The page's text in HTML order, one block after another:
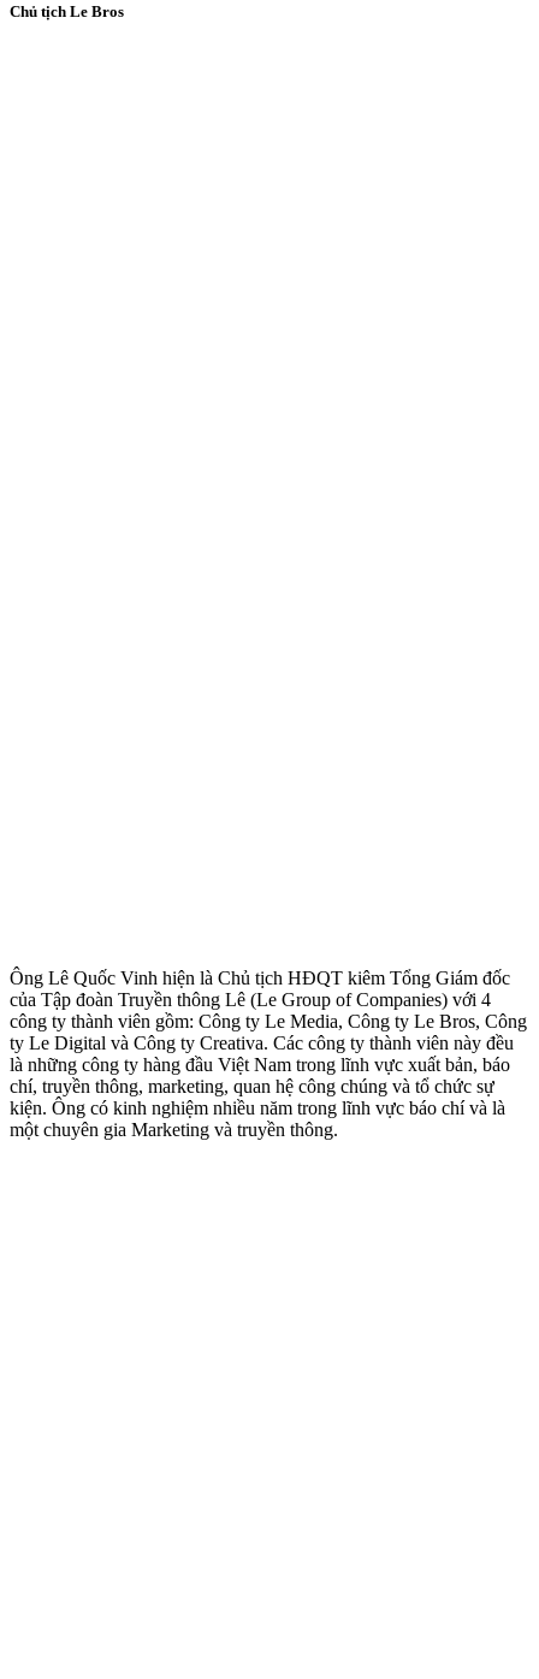
Chủ tịch Le Bros
Ông Lê Quốc Vinh hiện là Chủ tịch HĐQT kiêm Tổng Giám đốc
của Tập đoàn Truyền thông Lê (Le Group of Companies) với 4
công ty thành viên gồm: Công ty Le Media, Công ty Le Bros, Công
ty Le Digital và Công ty Creativa. Các công ty thành viên này đều
là những công ty hàng đầu Việt Nam trong lĩnh vực xuất bản, báo
chí, truyền thông, marketing, quan hệ công chúng và tổ chức sự
kiện. Ông có kinh nghiệm nhiều năm trong lĩnh vực báo chí và là
một chuyên gia Marketing và truyền thông.